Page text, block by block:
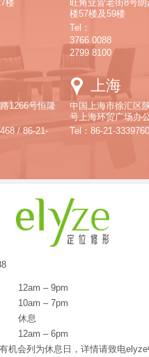
楼
旺角亚皆老街8号
楼57楼及59楼
Tel：
3766 0088
2799 8100
1266号恒隆
/ 86-21-
Google
Maps
上海
中国上海市徐汇区
号上海环贸广场办
Tel：86-21-
12am – 9pm
10am – 7pm
休息
12am – 6pm
机会列为休息日，详情请致电